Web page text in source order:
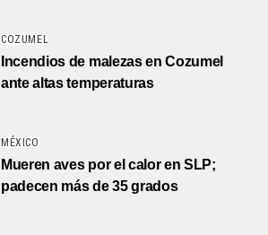
COZUMEL
Incendios de malezas en Cozumel
ante altas temperaturas
MÉXICO
Mueren aves por el calor en SLP;
padecen más de 35 grados